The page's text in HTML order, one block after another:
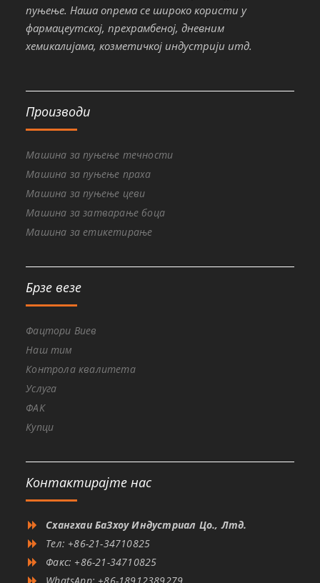
пуњење. Наша опрема се широко користи у
фармацеутској, прехрамбеној, дневним
хемикалијама, козметичкој индустрији итд.
Производи
Машина за пуњење течности
Машина за пуњење праха
Машина за пуњење цеви
Машина за затварање боца
Машина за етикетирање
Брзе везе
Фацтори Виев
Наш тим
Контрола квалитета
Услуга
ФАК
Купци
Контактирајте нас
Схангхаи БаЗхоу Индустриал Цо., Лтд.
Тел: +86-21-34710825
Факс: +86-21-34710825
WhatsApp: +86-18912389279